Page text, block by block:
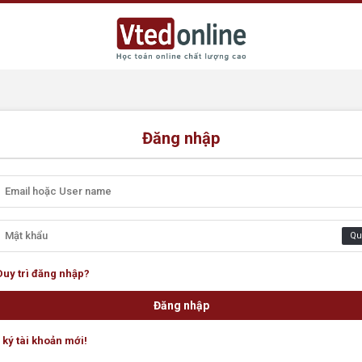
Đăng nhập
trì đăng nhập?
tài khoản mới!